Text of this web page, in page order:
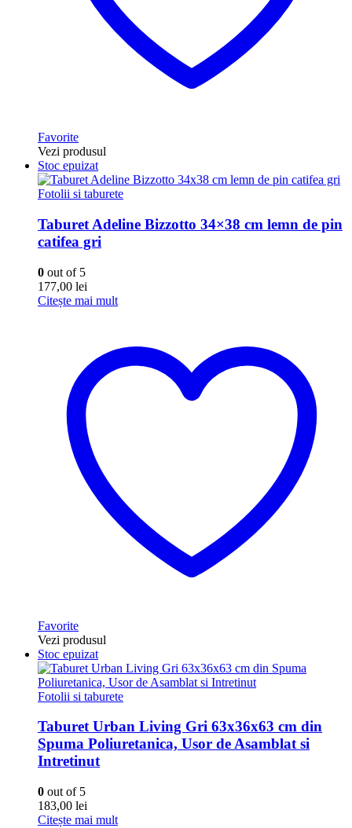
Favorite
Vezi produsul
Stoc epuizat
Fotolii si taburete
Taburet Adeline Bizzotto 34×38 cm lemn de pin
catifea gri
0 out of 5
177,00 lei
Citește mai mult
Favorite
Vezi produsul
Stoc epuizat
Fotolii si taburete
Taburet Urban Living Gri 63x36x63 cm din
Spuma Poliuretanica, Usor de Asamblat si
Intretinut
0 out of 5
183,00 lei
Citește mai mult